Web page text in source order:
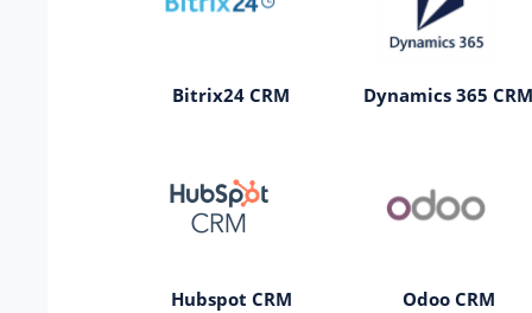
Bitrix24 CRM Dynamics 365 CRM
Hubspot CRM Odoo CRM